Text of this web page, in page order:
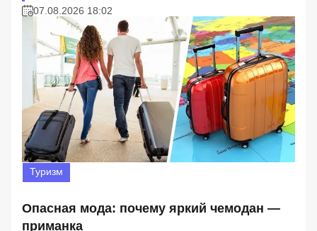
07.08.2026 18:02
Туризм
Опасная мода: почему яркий чемодан —
приманка